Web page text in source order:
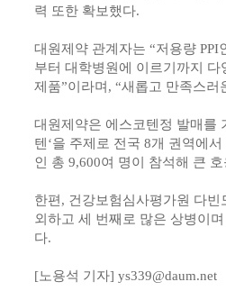
력 또한 확보했다.
대원제약 관계자는 “저용량
부터 대학병원에 이르기까지
제품”이라며, “새롭고 만족스
대원제약은 에스코텐정 발매를
텐‘을 주제로 전국 8개 권역에
인 총 9,600여 명이 참석해 큰
한편, 건강보험심사평가원 다
외하고 세 번째로 많은 상병이
다.
[노용석 기자] ys339@daum.net